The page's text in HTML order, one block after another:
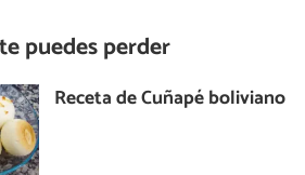
puedes perder
Receta de Cuñapé boliviano